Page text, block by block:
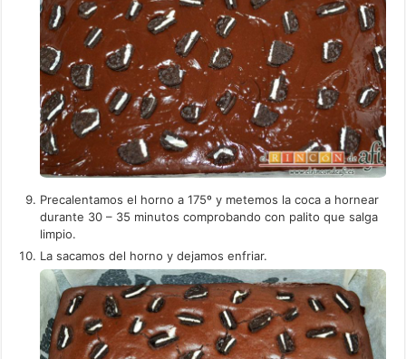
Precalentamos el horno a 175º y metemos la coca a hornear
durante 30 – 35 minutos comprobando con palito que salga
limpio.
La sacamos del horno y dejamos enfriar.